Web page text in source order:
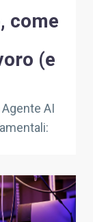
come
(e
AI